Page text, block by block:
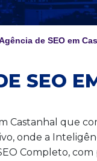
de SEO em
SEO
Castanhal que
onde a
Completo,